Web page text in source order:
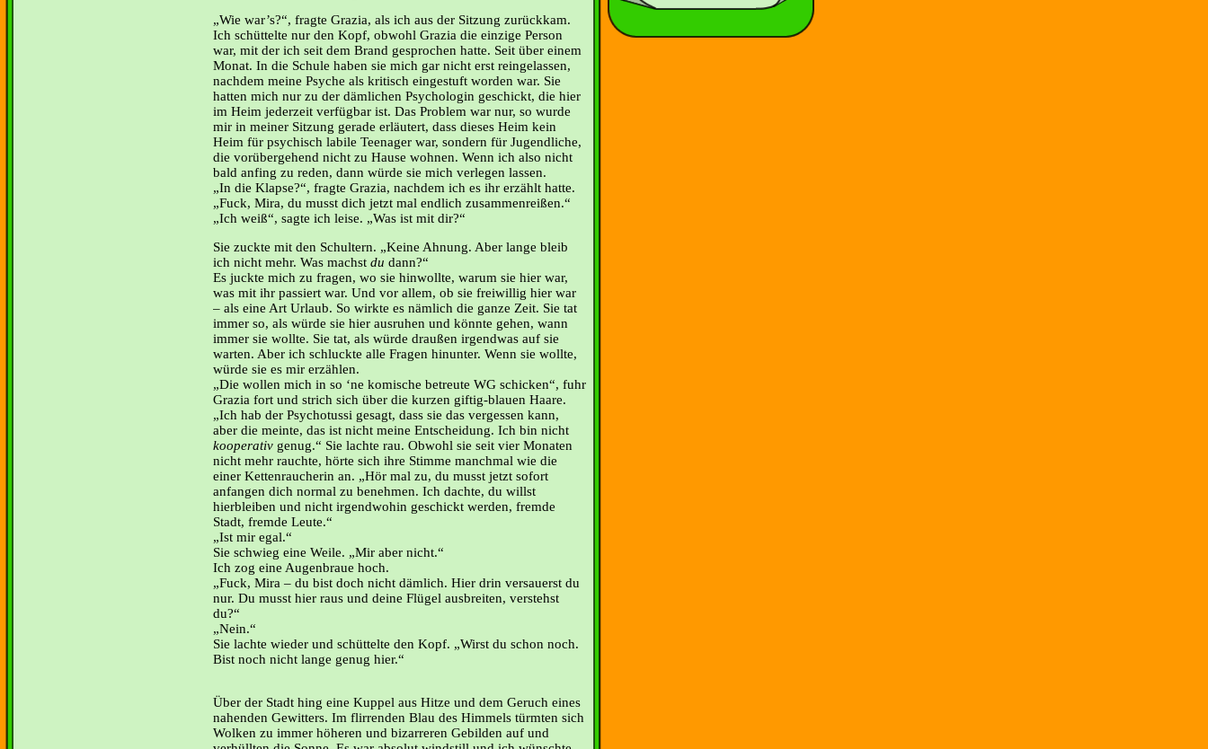
Wie war’s?“, fragte Grazia, als ich aus der Sitzung zurückkam.
Ich schüttelte nur den Kopf, obwohl Grazia die einzige Person
war, mit der ich seit dem Brand gesprochen hatte. Seit über einem
Monat. In die Schule haben sie mich gar nicht erst reingelassen,
nachdem meine Psyche als kritisch eingestuft worden war. Sie
hatten mich nur zu der dämlichen Psychologin geschickt, die hier
im Heim jederzeit verfügbar ist. Das Problem war nur, so wurde
mir in meiner Sitzung gerade erläutert, dass dieses Heim kein
Heim für psychisch labile Teenager war, sondern für Jugendliche,
die vorübergehend nicht zu Hause wohnen. Wenn ich also nicht
bald anfing zu reden, dann würde sie mich verlegen lassen.
In die Klapse?“, fragte Grazia, nachdem ich es ihr erzählt hatte.
Fuck, Mira, du musst dich jetzt mal endlich zusammenreißen.“
Ich weiß“, sagte ich leise. „Was ist mit dir?“
Sie zuckte mit den Schultern. „Keine Ahnung. Aber lange bleib
ich nicht mehr. Was machst du dann?“
Es juckte mich zu fragen, wo sie hinwollte, warum sie hier war,
was mit ihr passiert war. Und vor allem, ob sie freiwillig hier war
– als eine Art Urlaub. So wirkte es nämlich die ganze Zeit. Sie tat
immer so, als würde sie hier ausruhen und könnte gehen, wann
immer sie wollte. Sie tat, als würde draußen irgendwas auf sie
warten. Aber ich schluckte alle Fragen hinunter. Wenn sie wollte,
würde sie es mir erzählen.
Die wollen mich in so ‘ne komische betreute WG schicken“, fuhr
Grazia fort und strich sich über die kurzen giftig-blauen Haare.
Ich hab der Psychotussi gesagt, dass sie das vergessen kann,
aber die meinte, das ist nicht meine Entscheidung. Ich bin nicht
kooperativ genug.“ Sie lachte rau. Obwohl sie seit vier Monaten
nicht mehr rauchte, hörte sich ihre Stimme manchmal wie die
einer Kettenraucherin an. „Hör mal zu, du musst jetzt sofort
anfangen dich normal zu benehmen. Ich dachte, du willst
hierbleiben und nicht irgendwohin geschickt werden, fremde
Stadt, fremde Leute.“
Ist mir egal.“
Sie schwieg eine Weile. „Mir aber nicht.“
Ich zog eine Augenbraue hoch.
Fuck, Mira – du bist doch nicht dämlich. Hier drin versauerst du
nur. Du musst hier raus und deine Flügel ausbreiten, verstehst
du?“
Nein.“
Sie lachte wieder und schüttelte den Kopf. „Wirst du schon noch.
Bist noch nicht lange genug hier.“
Über der Stadt hing eine Kuppel aus Hitze und dem Geruch eines
nahenden Gewitters. Im flirrenden Blau des Himmels türmten sich
Wolken zu immer höheren und bizarreren Gebilden auf und